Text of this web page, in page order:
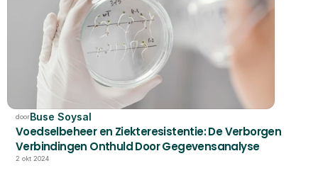
doorBuse Soysal
Voedselbeheer en Ziekteresistentie: De Verborgen
Verbindingen Onthuld Door Gegevensanalyse
2 okt 2024